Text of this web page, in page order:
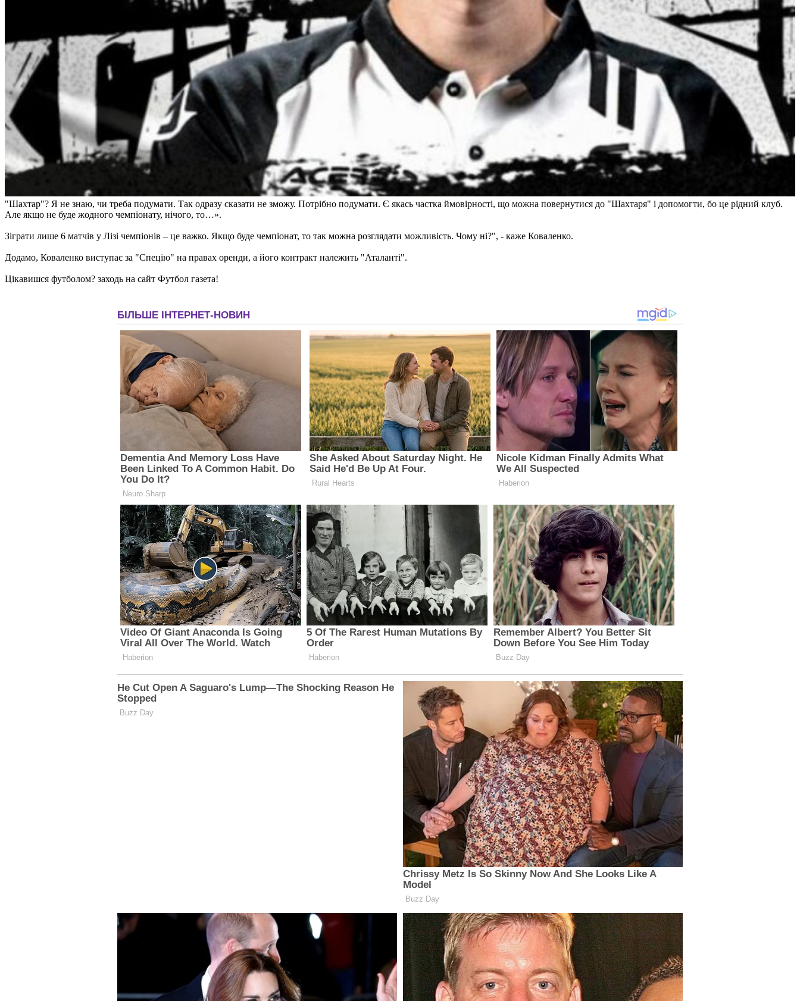
"Шахтар"? Я не знаю, чи треба подумати. Так одразу сказати не зможу. Потрібно подумати. Є якась частка ймовірності, що можна повернутися до "Шахтаря" і допомогти, бо це рідний клуб.
Але якщо не буде жодного чемпіонату, нічого, то…».
Зіграти лише 6 матчів у Лізі чемпіонів – це важко. Якщо буде чемпіонат, то так можна розглядати можливість. Чому ні?", - каже Коваленко.
Додамо, Коваленко виступає за "Спецію" на правах оренди, а його контракт належить "Аталанті".
Цікавишся футболом? заходь на сайт Футбол газета!